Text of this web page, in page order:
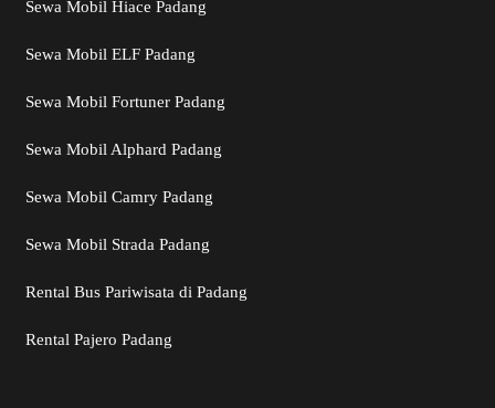
Sewa Mobil Hiace Padang
Sewa Mobil ELF Padang
Sewa Mobil Fortuner Padang
Sewa Mobil Alphard Padang
Sewa Mobil Camry Padang
Sewa Mobil Strada Padang
Rental Bus Pariwisata di Padang
Rental Pajero Padang